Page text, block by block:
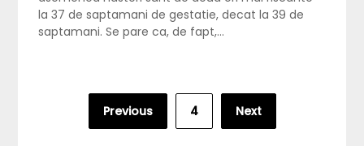
la 37 de saptamani de gestatie, decat la 39 de
saptamani. Se pare ca, de fapt,…
pagination
Previous 4 Next